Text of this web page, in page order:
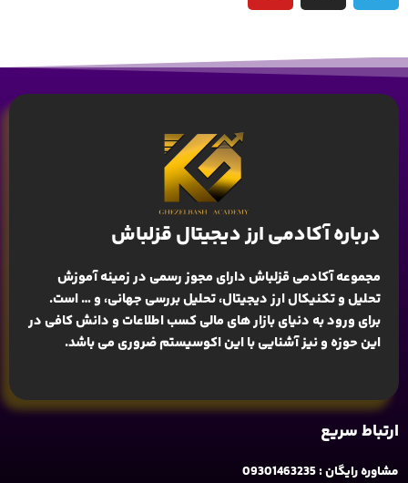
درباره آکادمی ارز دیجیتال قزلباش
مجموعه آکادمی قزلباش دارای مجوز رسمی در زمینهآموزش
تحلیل و تکنیکال ارز دیجیتال، تحلیل بررسی جهانی، و … است.
برای ورود به دنیای بازار های مالی کسب اطلاعات و دانش کافی در
این حوزه و نیز آشنایی با این اکوسیستم ضروری می باشد.
ارتباط سریع
مشاوره رایگان : 09301463235